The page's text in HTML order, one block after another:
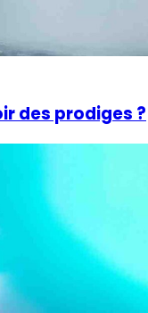
des prodiges ?